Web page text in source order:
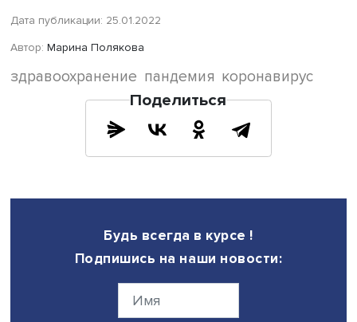
от этого патогена. Вероятно, мы увидим еще много
как будет вести себя эпидемия в целом. Обычно
любого вируса приводит к тому, что со временем он
становится менее опасным для людей, то есть менее
текущей эпидемией — покажет время. Однако мне
благодаря и новым лекарствам, и разуму наших людей,
Дата публикации: 25.01.2022
Марина Полякова